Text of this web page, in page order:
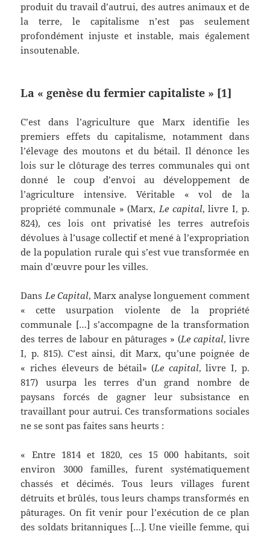
produit du travail d’autrui, des autres animaux et de
la terre, le capitalisme n’est pas seulement
profondément injuste et instable, mais également
insoutenable.
La « genèse du fermier capitaliste » [1]
C’est dans l’agriculture que Marx identifie les
premiers effets du capitalisme, notamment dans
l’élevage des moutons et du bétail. Il dénonce les
lois sur le clôturage des terres communales qui ont
donné le coup d’envoi au développement de
l’agriculture intensive. Véritable « vol de la
propriété communale » (Marx,Le capital, livre I, p.
824), ces lois ont privatisé les terres autrefois
dévolues à l’usage collectif et mené à l’expropriation
de la population rurale qui s’est vue transformée en
main d’œuvre pour les villes.
DansLe Capital, Marx analyse longuement comment
« cette usurpation violente de la propriété
communale […] s’accompagne de la transformation
des terres de labour en pâturages » (Le capital, livre
I, p. 815). C’est ainsi, dit Marx, qu’une poignée de
« riches éleveurs de bétail» (Le capital, livre I, p.
817) usurpa les terres d’un grand nombre de
paysans forcés de gagner leur subsistance en
travaillant pour autrui. Ces transformations sociales
ne se sont pas faites sans heurts :
« Entre 1814 et 1820, ces 15 000 habitants, soit
environ 3000 familles, furent systématiquement
chassés et décimés. Tous leurs villages furent
détruits et brûlés, tous leurs champs transformés en
pâturages. On fit venir pour l’exécution de ce plan
des soldats britanniques […]. Une vieille femme, qui